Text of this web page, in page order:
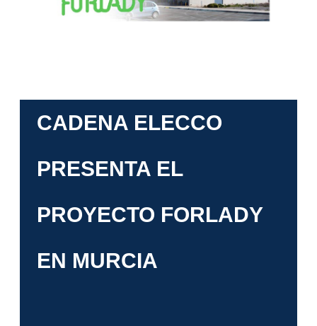
CADENA ELECCO
PRESENTA EL
PROYECTO FORLADY
EN MURCIA